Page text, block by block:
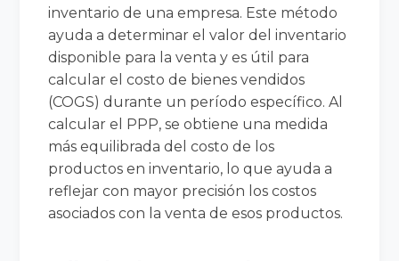
inventario de una empresa. Este método
ayuda a determinar el valor del inventario
disponible para la venta y es útil para
calcular el costo de bienes vendidos
(COGS) durante un período específico. Al
calcular el PPP, se obtiene una medida
más equilibrada del costo de los
productos en inventario, lo que ayuda a
reflejar con mayor precisión los costos
asociados con la venta de esos productos.